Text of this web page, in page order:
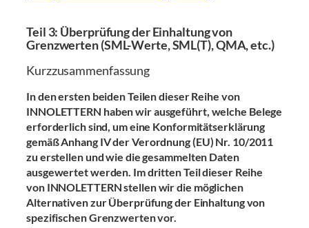
Teil 3: Überprüfung der Einhaltung von
Grenzwerten (SML-Werte, SML(T), QMA, etc.)
Kurzzusammenfassung
In den ersten beiden Teilen dieser Reihe von
INNOLETTERN haben wir ausgeführt, welche Belege
erforderlich sind, um eine Konformitätserklärung
gemäß Anhang IV der Verordnung (EU) Nr. 10/2011
zu erstellen und wie die gesammelten Daten
ausgewertet werden. Im dritten Teil dieser Reihe
von INNOLETTERN stellen wir die möglichen
Alternativen zur Überprüfung der Einhaltung von
spezifischen Grenzwerten vor.